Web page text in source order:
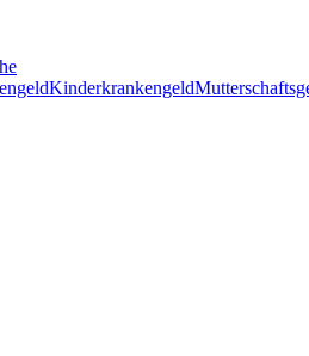
Kinderkrankengeld